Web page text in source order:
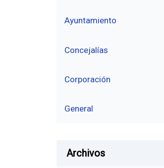
Ayuntamiento
Concejalías
Corporación
General
Archivos